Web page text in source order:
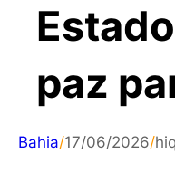
paz
Bahia/17/06/2026/